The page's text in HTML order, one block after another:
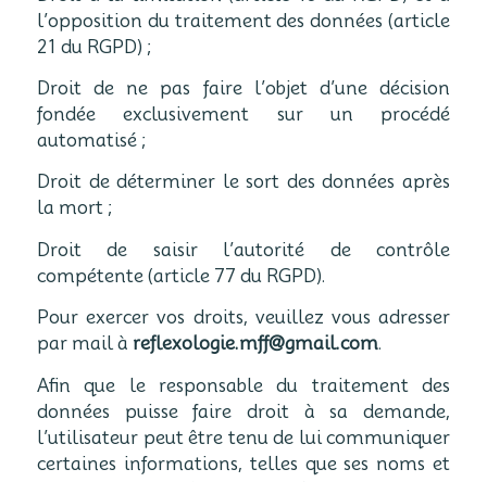
l’opposition du traitement des données (article
21 du RGPD) ;
Droit de ne pas faire l’objet d’une décision
fondée exclusivement sur un procédé
automatisé ;
Droit de déterminer le sort des données après
la mort ;
Droit de saisir l’autorité de contrôle
compétente (article 77 du RGPD).
Pour exercer vos droits, veuillez vous adresser
par mail à reflexologie.mff@gmail.com.
Afin que le responsable du traitement des
données puisse faire droit à sa demande,
l’utilisateur peut être tenu de lui communiquer
certaines informations, telles que ses noms et